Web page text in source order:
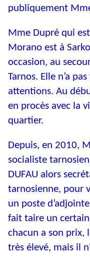
publiquement
Mme Dupré qui
Morano est à
occasion, au
Tarnos. Elle n’a
attentions. Au
en procès avec la
quartier.
Depuis, en 2010,
socialiste
DUFAU alors
tarnosienne, pour
un poste
fait taire un certain
chacun a son prix,
très élevé, mais il